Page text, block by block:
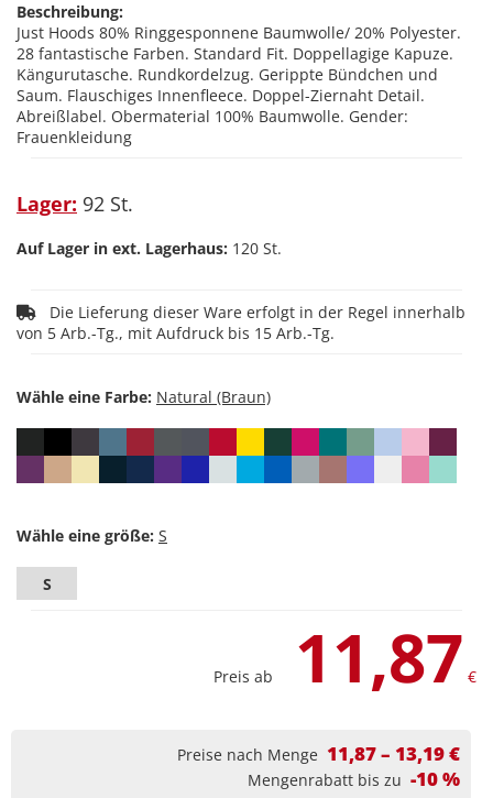
Beschreibung:
Just Hoods 80% Ringgesponnene Baumwolle/ 20% Polyester.
28 fantastische Farben. Standard Fit. Doppellagige Kapuze.
Kängurutasche. Rundkordelzug. Gerippte Bündchen und
Saum. Flauschiges Innenfleece. Doppel-Ziernaht Detail.
Abreißlabel. Obermaterial 100% Baumwolle. Gender:
Frauenkleidung
Lager: 92 St.
Auf Lager in ext. Lagerhaus: 120 St.
von 5 Arb.-Tg., mit Aufdruck bis 15 Arb.-Tg.
Wähle eine Farbe:
Wähle eine größe:
S
Preis ab 11,87 €
Preise nach Menge 11,87 – 13,19 €
Mengenrabatt bis zu -10 %